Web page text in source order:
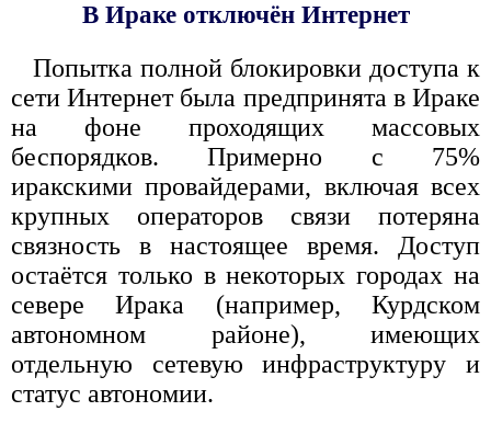
В Ираке отключён Интернет
Попытка полной блокировки доступа к
сети Интернет была предпринята в Ираке
на фоне проходящих массовых
беспорядков. Примерно с 75%
иракскими провайдерами, включая всех
крупных операторов связи потеряна
связность в настоящее время. Доступ
остаётся только в некоторых городах на
севере Ирака (например, Курдском
автономном районе), имеющих
отдельную сетевую инфраструктуру и
статус автономии.